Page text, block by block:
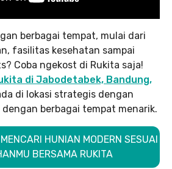
berbagai tempat, mulai dari
fasilitas kesehatan sampai
Coba ngekost di Rukita saja!
di Jabodetabek, Bandung,
di lokasi strategis dengan
berbagai tempat menarik.
HUNIAN MODERN SESUAI
BERSAMA RUKITA